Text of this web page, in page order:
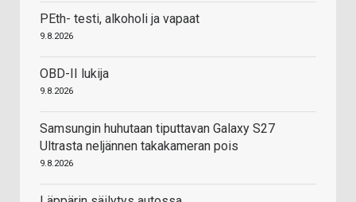
PEth- testi, alkoholi ja vapaat
9.8.2026
OBD-II lukija
9.8.2026
Samsungin huhutaan tiputtavan Galaxy S27
Ultrasta neljännen takakameran pois
9.8.2026